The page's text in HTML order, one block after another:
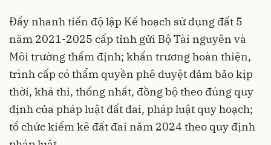
Đẩy nhanh tiến độ lập Kế hoạch sử dụng đất 5
năm 2021-2025 cấp tỉnh gửi Bộ Tài nguyên và
Môi trường thẩm định; khẩn trương hoàn thiện,
trình cấp có thẩm quyền phê duyệt đảm bảo kịp
thời, khả thi, thống nhất, đồng bộ theo đúng quy
định của pháp luật đất đai, pháp luật quy hoạch;
tổ chức kiểm kê đất đai năm 2024 theo quy định